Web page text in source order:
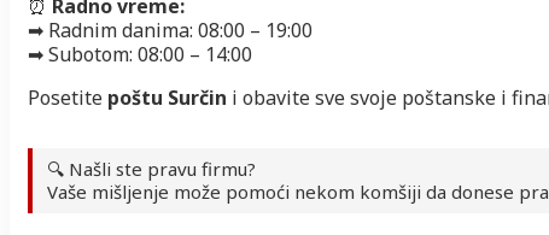
⏰ Radno vreme:
➡ Radnim danima: 08:00 – 19:00
➡ Subotom: 08:00 – 14:00
Posetite poštu Surčin i obavite sve svoje poštanske i
🔍 Našli ste pravu firmu?
Vaše mišljenje može pomoći nekom komšiji da donese